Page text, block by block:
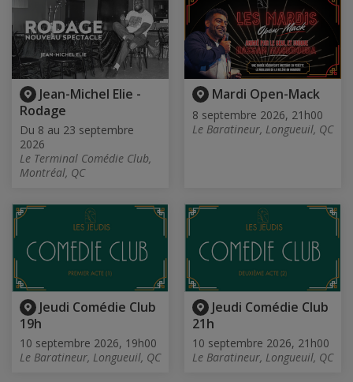
Jean-Michel Elie -
Rodage
Du 8 au 23 septembre
2026
Le Terminal Comédie Club,
Montréal, QC
Mardi Open-Mack
8 septembre 2026, 21h00
Le Baratineur, Longueuil, QC
Jeudi Comédie Club
19h
10 septembre 2026, 19h00
Le Baratineur, Longueuil, QC
Jeudi Comédie Club
21h
10 septembre 2026, 21h00
Le Baratineur, Longueuil, QC